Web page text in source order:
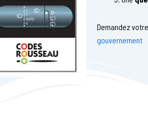
Demandez
gouvernement